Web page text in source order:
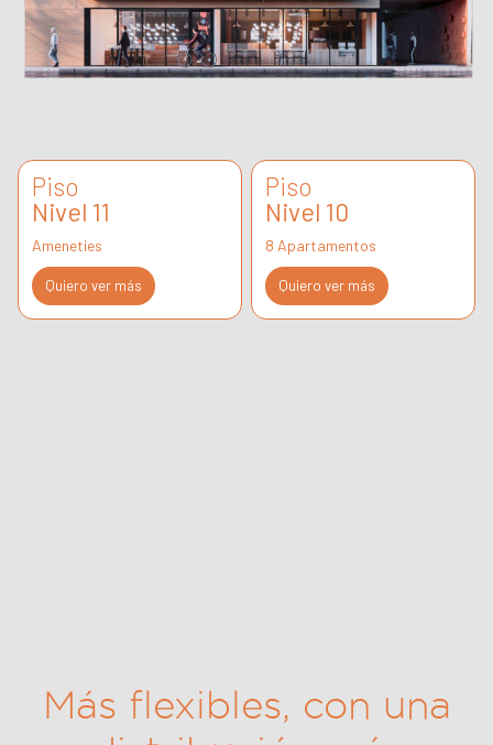
Piso
Nivel 11
Ameneties
Quiero ver más
Piso
Nivel 10
8 Apartamentos
Quiero ver más
Más flexibles, con una